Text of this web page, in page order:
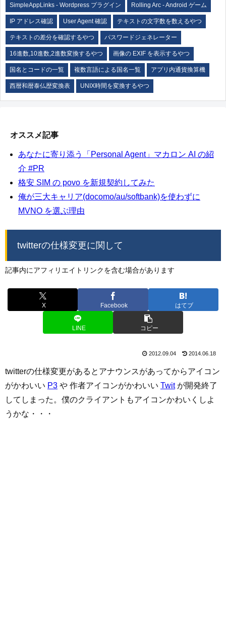
SimpleAppLinks - Wordpress プラグイン Rolling Arc - Android ゲーム
IP アドレス確認 User Agent 確認 テキストの文字数を数えるやつ
テキストの差分を確認するやつ パスワードジェネレーター
16進数,10進数,2進数変換するやつ 画像の EXIF を表示するやつ
国名とコードの一覧 複数言語による国名一覧 アプリ内通貨換算機
西暦和暦泰仏歴変換表 UNIX時間を変換するやつ
オススメ記事
あなたに寄り添う「Personal Agent」マカロン AI の紹
介 #PR
格安 SIM の povo を新規契約してみた
俺が三大キャリア(docomo/au/softbank)を使わずに
MVNO を選ぶ理由
twitterの仕様変更に関して
記事内にアフィリエイトリンクを含む場合があります
X Facebook はてブ
LINE コピー
2012.09.04 2014.06.18
twitterの仕様変更があるとアナウンスがあってからアイコン
がかわいい P3 や 作者アイコンがかわいい Twitが開発終了
してしまった。僕のクライアントもアイコンかわいくしよ
うかな・・・